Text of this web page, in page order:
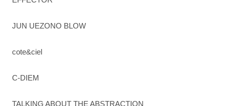
JUN UEZONO BLOW
cote&ciel
C-DIEM
TALKING ABOUT THE ABSTRACTION